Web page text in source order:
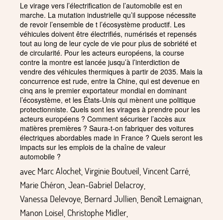
Le virage vers l’électrification de l’automobile est en
marche. La mutation industrielle qu’il suppose nécessite
de revoir l’ensemble de t l’écosystème productif. Les
véhicules doivent être électrifiés, numérisés et repensés
tout au long de leur cycle de vie pour plus de sobriété et
de circularité. Pour les acteurs européens, la course
contre la montre est lancée jusqu’à l’interdiction de
vendre des véhicules thermiques à partir de 2035. Mais la
concurrence est rude, entre la Chine, qui est devenue en
cinq ans le premier exportateur mondial en dominant
l’écosystème, et les États-Unis qui mènent une politique
protectionniste. Quels sont les virages à prendre pour les
acteurs européens ? Comment sécuriser l’accès aux
matières premières ? Saura-t-on fabriquer des voitures
électriques abordables made in France ? Quels seront les
impacts sur les emplois de la chaîne de valeur
automobile ?
avec Marc Alochet Virginie Boutueil Vincent Carré
Marie Chéron Jean-Gabriel Delacroy
Vanessa Delevoye Bernard Jullien Benoît Lemaignan
Manon Loisel Christophe Midler